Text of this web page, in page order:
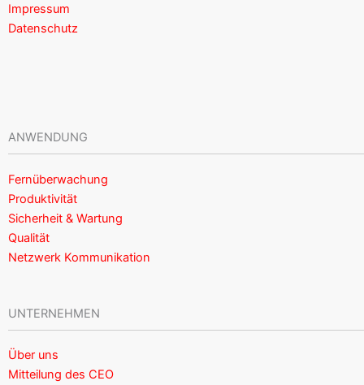
Impressum
Datenschutz
ANWENDUNG
Fernüberwachung
Produktivität
Sicherheit & Wartung
Qualität
Netzwerk Kommunikation
UNTERNEHMEN
Über uns
Mitteilung des CEO